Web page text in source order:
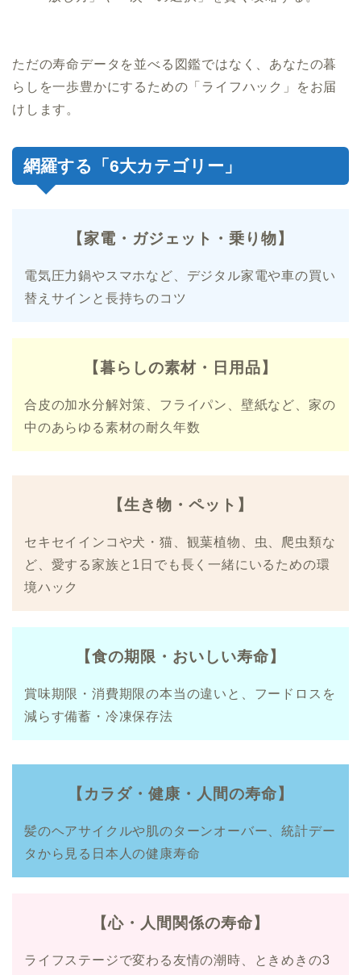
ただの寿命データを並べる図鑑ではなく、あなたの暮
らしを一歩豊かにするための「ライフハック」をお届
けします。
網羅する「6大カテゴリー」
【家電・ガジェット・乗り物】
電気圧力鍋やスマホなど、デジタル家電や車の買い
替えサインと長持ちのコツ
【暮らしの素材・日用品】
合皮の加水分解対策、フライパン、壁紙など、家の
中のあらゆる素材の耐久年数
【生き物・ペット】
セキセイインコや犬・猫、観葉植物、虫、爬虫類な
ど、愛する家族と1日でも長く一緒にいるための環
境ハック
【食の期限・おいしい寿命】
賞味期限・消費期限の本当の違いと、フードロスを
減らす備蓄・冷凍保存法
【カラダ・健康・人間の寿命】
髪のヘアサイクルや肌のターンオーバー、統計デー
タから見る日本人の健康寿命
【心・人間関係の寿命】
ライフステージで変わる友情の潮時、ときめきの3